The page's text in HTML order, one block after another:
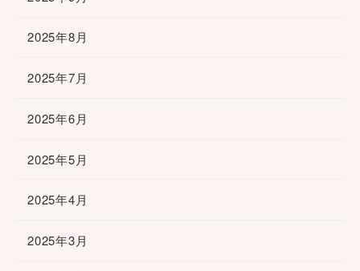
2025年8月
2025年7月
2025年6月
2025年5月
2025年4月
2025年3月